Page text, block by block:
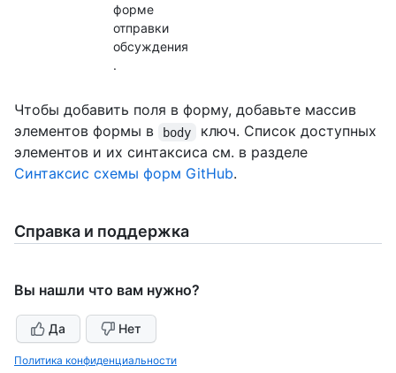
форме
отправки
обсуждения
.
Чтобы добавить поля в форму, добавьте массив
элементов формы в
body
ключ. Список доступных
элементов и их синтаксиса см. в разделе
Синтаксис схемы форм GitHub.
Справка и поддержка
Вы нашли что вам нужно?
Да Нет
Политика конфиденциальности